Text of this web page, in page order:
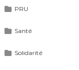
PRU
Santé
Solidarité